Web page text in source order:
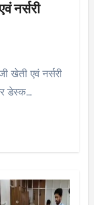
नर्सरी
डेस्क…